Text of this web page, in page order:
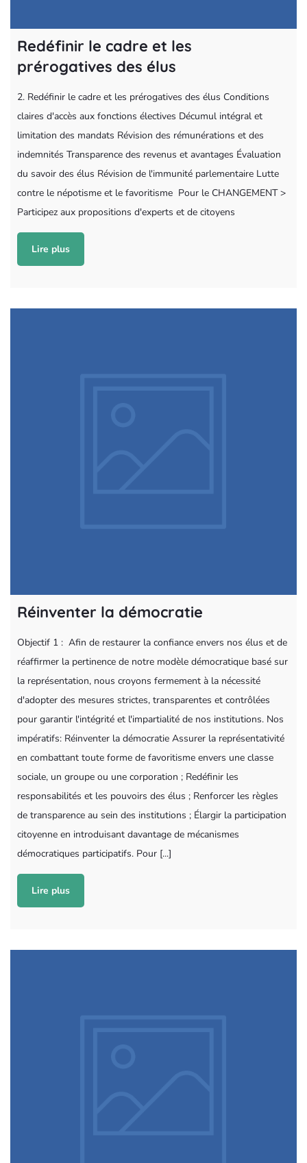
Redéfinir le cadre et les
prérogatives des élus
2. Redéfinir le cadre et les prérogatives des élus Conditions
claires d'accès aux fonctions électives Décumul intégral et
limitation des mandats Révision des rémunérations et des
indemnités Transparence des revenus et avantages Évaluation
du savoir des élus Révision de l'immunité parlementaire Lutte
contre le népotisme et le favoritisme Pour le CHANGEMENT >
Participez aux propositions d'experts et de citoyens
Lire plus
Réinventer la démocratie
Objectif 1 : Afin de restaurer la confiance envers nos élus et de
réaffirmer la pertinence de notre modèle démocratique basé sur
la représentation, nous croyons fermement à la nécessité
d'adopter des mesures strictes, transparentes et contrôlées
pour garantir l'intégrité et l'impartialité de nos institutions. Nos
impératifs: Réinventer la démocratie Assurer la représentativité
en combattant toute forme de favoritisme envers une classe
sociale, un groupe ou une corporation ; Redéfinir les
responsabilités et les pouvoirs des élus ; Renforcer les règles
de transparence au sein des institutions ; Élargir la participation
citoyenne en introduisant davantage de mécanismes
démocratiques participatifs. Pour [...]
Lire plus